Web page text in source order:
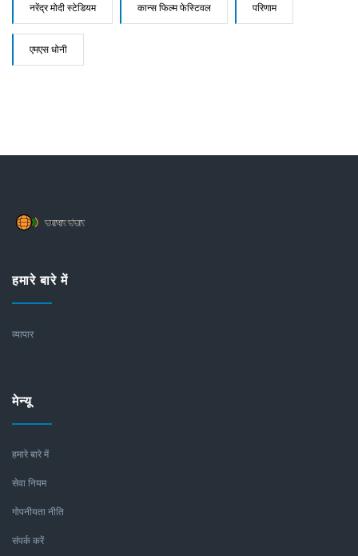
नरेंद्र मोदी स्टेडियम कान्स फिल्म फेस्टिवल परिणाम
एमएस धोनी
हमारे बारे में
व्यापार
मेन्यू
हमारे बारे में
सेवा नियम
गोपनीयता नीति
संपर्क करें